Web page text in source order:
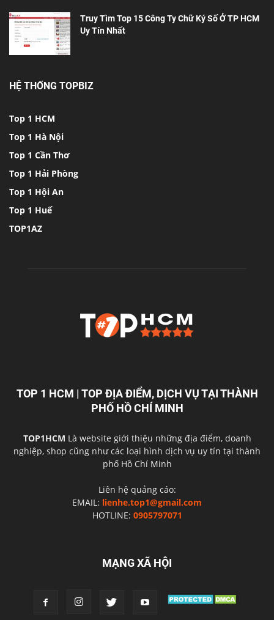
Truy Tìm Top 15 Công Ty Chữ Ký Số Ở TP HCM
Uy Tín Nhất
HỆ THỐNG TOPBIZ
Top 1 HCM
Top 1 Hà Nội
Top 1 Cần Thơ
Top 1 Hải Phòng
Top 1 Hội An
Top 1 Huế
TOP1AZ
TOP 1 HCM | TOP ĐỊA ĐIỂM, DỊCH VỤ TẠI THÀNH
PHỐ HỒ CHÍ MINH
TOP1HCM Là website giới thiệu những địa điểm, doanh
nghiệp, shop cũng như các loại hình dịch vụ uy tín tại thành
phố Hồ Chí Minh
Liên hệ quảng cáo:
EMAIL: lienhe.top1@gmail.com
HOTLINE: 0905797071
MẠNG XÃ HỘI